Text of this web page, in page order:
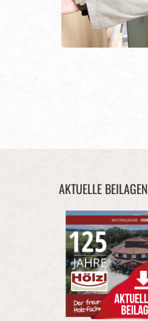
AKTUELLE BEILAGEN